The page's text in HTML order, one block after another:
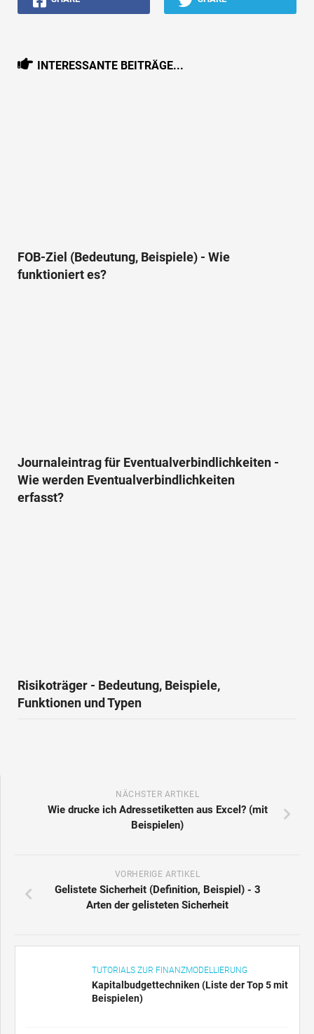
INTERESSANTE BEITRÄGE...
FOB-Ziel (Bedeutung, Beispiele) - Wie
funktioniert es?
Journaleintrag für Eventualverbindlichkeiten -
Wie werden Eventualverbindlichkeiten
erfasst?
Risikoträger - Bedeutung, Beispiele,
Funktionen und Typen
NÄCHSTER ARTIKEL
Wie drucke ich Adressetiketten aus Excel? (mit
Beispielen)
VORHERIGE ARTIKEL
Gelistete Sicherheit (Definition, Beispiel) - 3
Arten der gelisteten Sicherheit
TUTORIALS ZUR FINANZMODELLIERUNG
Kapitalbudgettechniken (Liste der Top 5 mit
Beispielen)